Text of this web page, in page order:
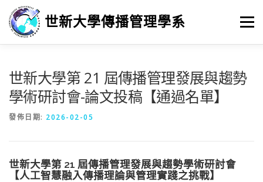
世新大學傳播管理學系 選單
世新大學​第 21 屆傳播管理發展與趨勢
學術研討會-論文投稿【通過名單】
發佈日期: 2026-02-05
世新大學​第 21 屆傳播管理發展與趨勢學術研討會
【人工智慧融入傳播理論與管理實踐之挑戰】